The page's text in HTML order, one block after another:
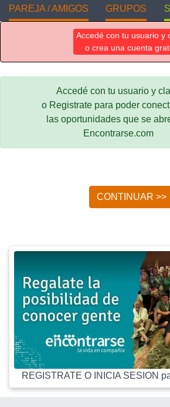
PAREJA / AMIGOS GRUPOS
Accedé con tu usuario y
o crea una cuenta
Accedé con tu usuario y
o Registrate para poder
las oportunidades que se
Encontrarse.com
CONTINUAR >>
REGISTRATE O INICIA SESION